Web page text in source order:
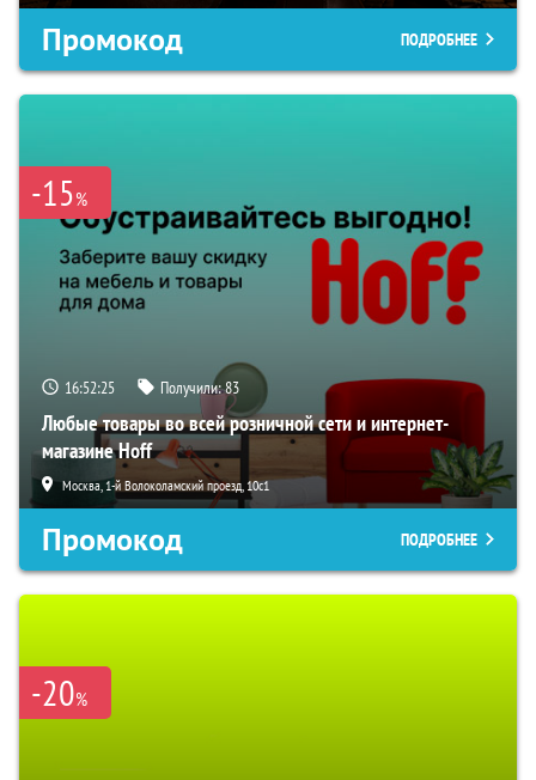
Промокод ПОДРОБНЕЕ
-15%
16:52:24 Получили:83
Любые товары во всей розничной сети и интернет-
магазине Hoff
Москва, 1-й Волоколамский проезд, 10с1
Промокод ПОДРОБНЕЕ
-20%